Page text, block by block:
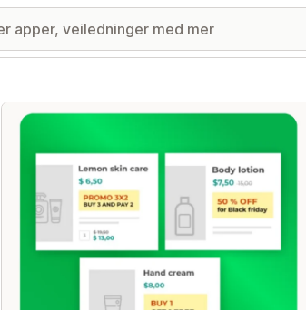
Galleri med fremhevede bilder